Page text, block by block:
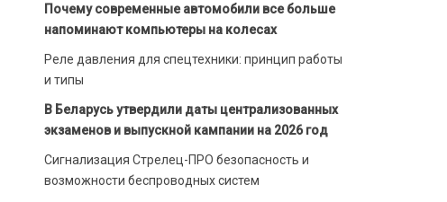
Почему современные автомобили все больше
напоминают компьютеры на колесах
Реле давления для спецтехники: принцип работы
и типы
В Беларусь утвердили даты централизованных
экзаменов и выпускной кампании на 2026 год
Сигнализация Стрелец-ПРО безопасность и
возможности беспроводных систем